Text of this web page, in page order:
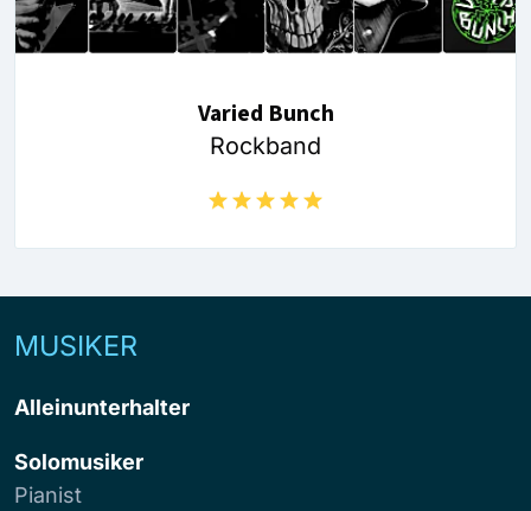
Varied Bunch
Rockband
MUSIKER
Alleinunterhalter
Solomusiker
Pianist